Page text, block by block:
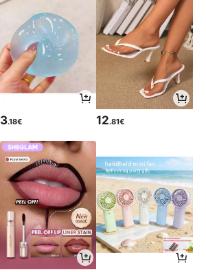
3.18€ 12.81€